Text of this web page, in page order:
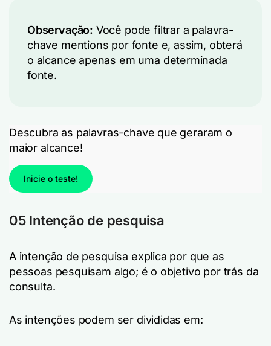
Observação: Você pode filtrar a palavra-
chave mentions por fonte e, assim, obterá
o alcance apenas em uma determinada
fonte.
Descubra as palavras-chave que geraram o
maior alcance!
Inicie o teste!
05 Intenção de pesquisa
A intenção de pesquisa explica por que as
pessoas pesquisam algo; é o objetivo por trás da
consulta.
As intenções podem ser divididas em: